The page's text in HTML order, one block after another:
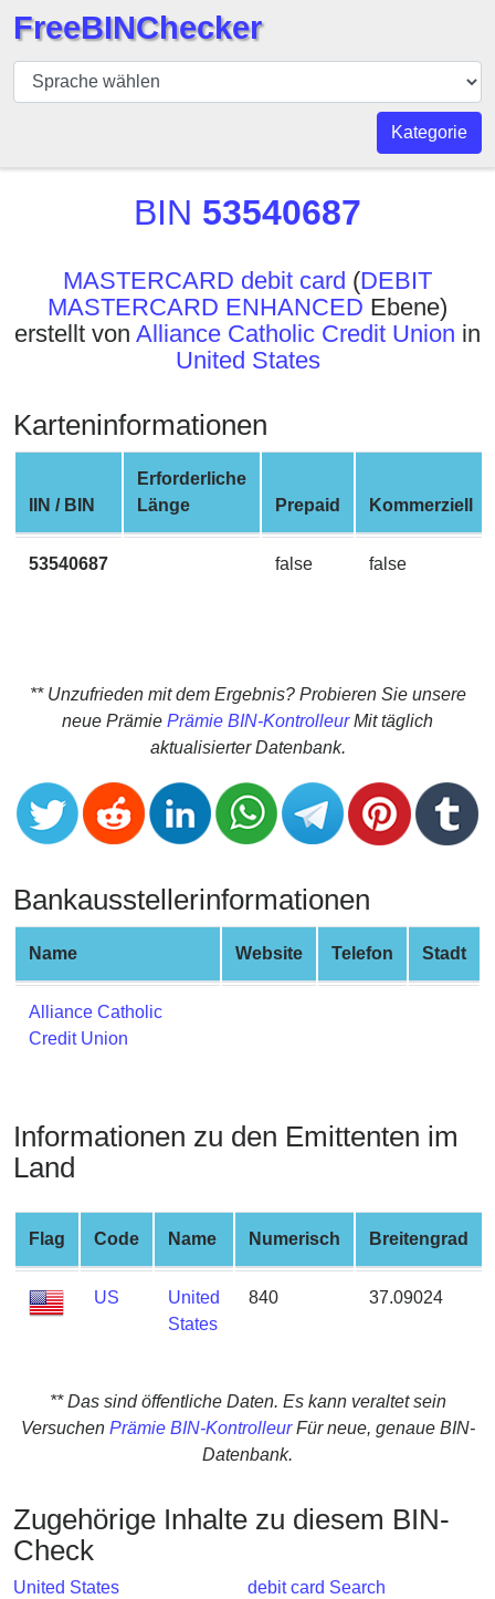
BIN
Prüfer
BIN
Generator
Checker
v2
CC
Generator
from
Banks
Validator
Credit
Generator
Random
Credit
Generator
Generate
Credit
Card
from
BIN
Checker
Service
What
is
My
IP
Address
Lookup
Checker
/
Validator
FreeBINChecker
Kategorie
BIN 53540687
MASTERCARD debit card (DEBIT
MASTERCARD ENHANCED Ebene)
erstellt von Alliance Catholic Credit Union in
United States
Karteninformationen
IIN / BIN
Erforderliche
Länge
Prepaid Kommerziell
53540687 false false
** Unzufrieden mit dem Ergebnis? Probieren Sie unsere
neue Prämie Prämie BIN-KontrolleurMit täglich
aktualisierter Datenbank.
Bankausstellerinformationen
Name Website Telefon Stadt
Alliance Catholic
Credit Union
Informationen zu den Emittenten im
Land
Flag Code Name Numerisch Breitengrad
US
United
States
840 37.09024
** Das sind öffentliche Daten. Es kann veraltet sein
Versuchen Prämie BIN-KontrolleurFür neue, genaue BIN-
Datenbank.
Zugehörige Inhalte zu diesem BIN-
Check
United States debit card Search